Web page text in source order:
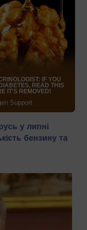
у липні
бензину та